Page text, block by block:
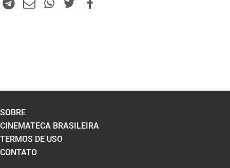
SOBRE
CINEMATECA BRASILEIRA
TERMOS DE USO
CONTATO